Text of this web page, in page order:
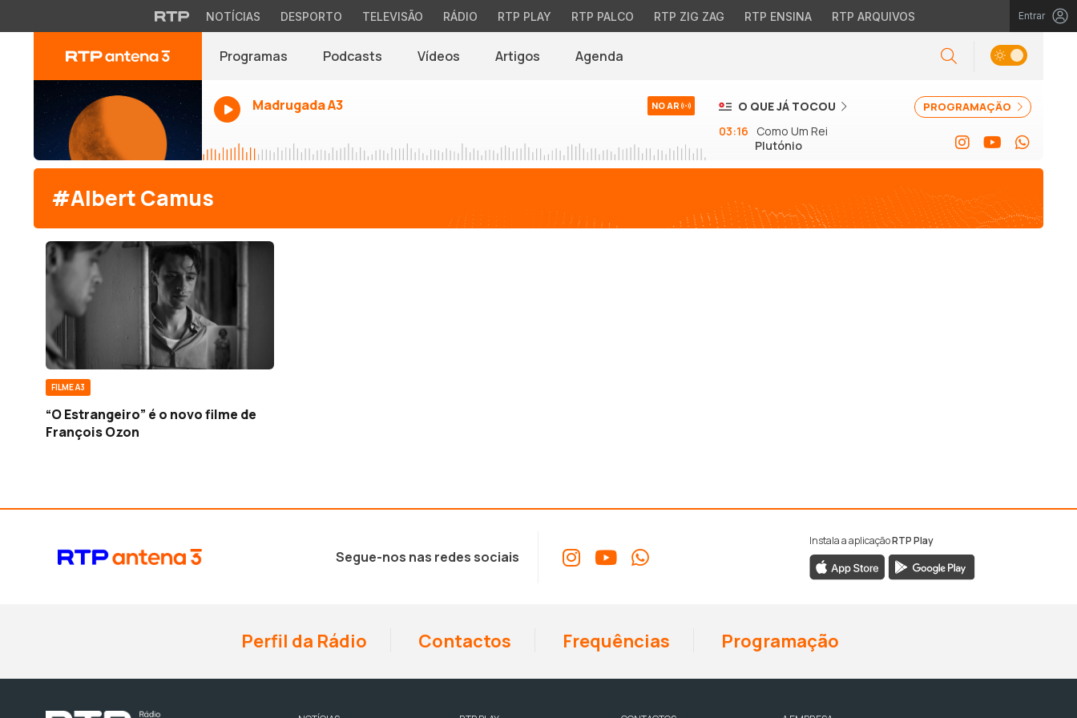
NOTÍCIAS DESPORTO TELEVISÃO RÁDIO RTP PLAY RTP PALCO RTP ZIG ZAG RTP ENSINA RTP ARQUIVOS Entrar
Programas Podcasts Vídeos Artigos Agenda
Madrugada A3 NO AR PROGRAMAÇÃO
O QUE JÁ TOCOU
03:16
Como Um Rei
Plutónio
#Albert Camus
FILME A3
“O Estrangeiro” é o novo filme de
François Ozon
Segue-nos nas redes sociais
Instala a aplicaçãoRTP Play
Perfil da Rádio Contactos Frequências Programação